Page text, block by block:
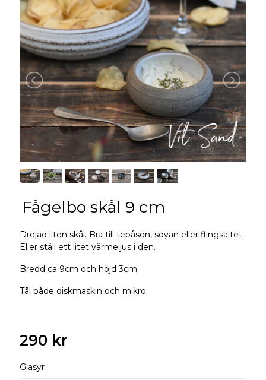
Fågelbo skål 9 cm
Drejad liten skål. Bra till tepåsen, soyan eller flingsaltet.
Eller ställ ett litet värmeljus i den.
Bredd ca 9cm och höjd 3cm
Tål både diskmaskin och mikro.
290 kr
Glasyr